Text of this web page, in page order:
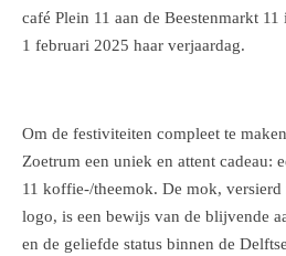
café Plein 11 aan de Beestenmarkt
1 februari 2025 haar verjaardag.
Om de festiviteiten compleet te
Zoetrum een ​​uniek en attent cadeau:
11 koffie-/theemok. De mok, versierd
logo, is een bewijs van de blijvende
en de geliefde status binnen de